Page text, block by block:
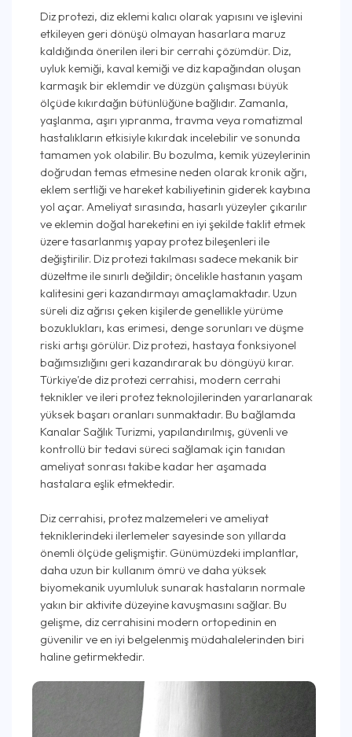
Diz protezi, diz eklemi kalıcı olarak yapısını ve işlevini
etkileyen geri dönüşü olmayan hasarlara maruz
kaldığında önerilen ileri bir cerrahi çözümdür. Diz,
uyluk kemiği, kaval kemiği ve diz kapağından oluşan
karmaşık bir eklemdir ve düzgün çalışması büyük
ölçüde kıkırdağın bütünlüğüne bağlıdır. Zamanla,
yaşlanma, aşırı yıpranma, travma veya romatizmal
hastalıkların etkisiyle kıkırdak incelebilir ve sonunda
tamamen yok olabilir. Bu bozulma, kemik yüzeylerinin
doğrudan temas etmesine neden olarak kronik ağrı,
eklem sertliği ve hareket kabiliyetinin giderek kaybına
yol açar. Ameliyat sırasında, hasarlı yüzeyler çıkarılır
ve eklemin doğal hareketini en iyi şekilde taklit etmek
üzere tasarlanmış yapay protez bileşenleri ile
değiştirilir. Diz protezi takılması sadece mekanik bir
düzeltme ile sınırlı değildir; öncelikle hastanın yaşam
kalitesini geri kazandırmayı amaçlamaktadır. Uzun
süreli diz ağrısı çeken kişilerde genellikle yürüme
bozuklukları, kas erimesi, denge sorunları ve düşme
riski artışı görülür. Diz protezi, hastaya fonksiyonel
bağımsızlığını geri kazandırarak bu döngüyü kırar.
Türkiye'de diz protezi cerrahisi, modern cerrahi
teknikler ve ileri protez teknolojilerinden yararlanarak
yüksek başarı oranları sunmaktadır. Bu bağlamda
Kanalar Sağlık Turizmi, yapılandırılmış, güvenli ve
kontrollü bir tedavi süreci sağlamak için tanıdan
ameliyat sonrası takibe kadar her aşamada
hastalara eşlik etmektedir.
Diz cerrahisi, protez malzemeleri ve ameliyat
tekniklerindeki ilerlemeler sayesinde son yıllarda
önemli ölçüde gelişmiştir. Günümüzdeki implantlar,
daha uzun bir kullanım ömrü ve daha yüksek
biyomekanik uyumluluk sunarak hastaların normale
yakın bir aktivite düzeyine kavuşmasını sağlar. Bu
gelişme, diz cerrahisini modern ortopedinin en
güvenilir ve en iyi belgelenmiş müdahalelerinden biri
haline getirmektedir.